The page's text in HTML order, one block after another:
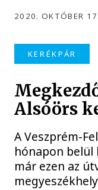
2020. OKTÓBER
KERÉKPÁR
Alsóörs
A Veszprém-
hónapon belül
már ezen az